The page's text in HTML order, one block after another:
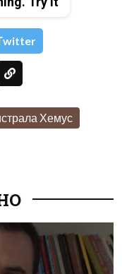
Хемус